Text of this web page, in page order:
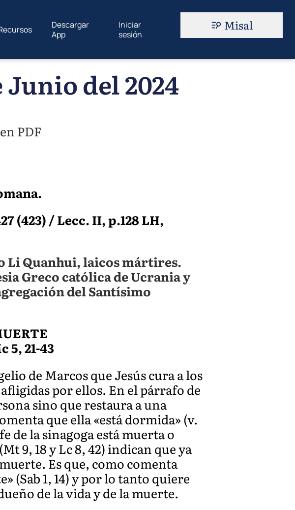
Descargar
App
Iniciar
sesión
Misal
del 2024
PDF
(423) / Lecc. II, p.128 LH,
Li Quanhui, laicos mártires.
Greco católica de Ucrania y
del Santísimo
5, 21-43
de Marcos que Jesús cura a los
por ellos. En el párrafo de
sino que restaura a una
que ella «está dormida» (v.
de la sinagoga está muerta o
9, 18 y Lc 8, 42) indican que ya
Es que, como comenta
(Sab 1, 14) y por lo tanto quiere
de la vida y de la muerte.